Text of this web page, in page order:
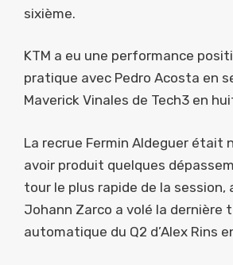
sixième.
KTM a eu une performance
pratique avec Pedro Acosta en
Maverick Vinales de Tech3 en
La recrue Fermin Aldeguer était
avoir produit quelques
tour le plus rapide de la session,
Johann Zarco a volé la dernière
automatique du Q2 d’Alex Rins